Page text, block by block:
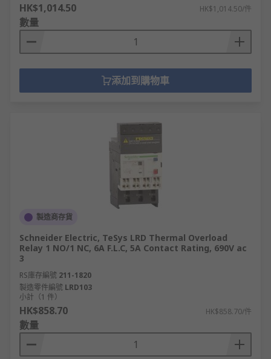
HK$1,014.50 HK$1,014.50/件
數量
添加到購物車
製造商存貨
Schneider Electric, TeSys LRD Thermal Overload
Relay 1 NO/1 NC, 6A F.L.C, 5A Contact Rating, 690V ac
3
RS庫存編號 211-1820
製造零件編號 LRD103
小計（1 件）
HK$858.70 HK$858.70/件
數量